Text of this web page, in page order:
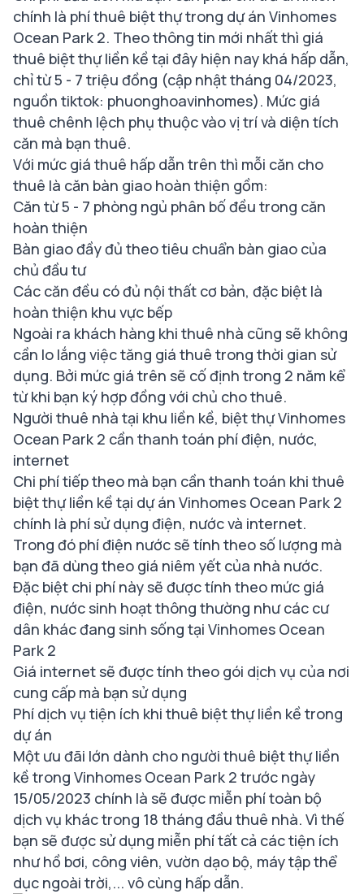
chính là phí thuê biệt thự trong dự án Vinhomes
Ocean Park 2. Theo thông tin mới nhất thì giá
thuê biệt thự liền kề tại đây hiện nay khá hấp dẫn,
chỉ từ 5 - 7 triệu đồng (cập nhật tháng 04/2023,
nguồn tiktok: phuonghoavinhomes). Mức giá
thuê chênh lệch phụ thuộc vào vị trí và diện tích
căn mà bạn thuê.
Với mức giá thuê hấp dẫn trên thì mỗi căn cho
thuê là căn bàn giao hoàn thiện gồm:
Căn từ 5 - 7 phòng ngủ phân bố đều trong căn
hoàn thiện
Bàn giao đầy đủ theo tiêu chuẩn bàn giao của
chủ đầu tư
Các căn đều có đủ nội thất cơ bản, đặc biệt là
hoàn thiện khu vực bếp
Ngoài ra khách hàng khi thuê nhà cũng sẽ không
cần lo lắng việc tăng giá thuê trong thời gian sử
dụng. Bởi mức giá trên sẽ cố định trong 2 năm kể
từ khi bạn ký hợp đồng với chủ cho thuê.
Người thuê nhà tại khu liền kề, biệt thự Vinhomes
Ocean Park 2 cần thanh toán phí điện, nước,
internet
Chi phí tiếp theo mà bạn cần thanh toán khi thuê
biệt thự liền kề tại dự án Vinhomes Ocean Park 2
chính là phí sử dụng điện, nước và internet.
Trong đó phí điện nước sẽ tính theo số lượng mà
bạn đã dùng theo giá niêm yết của nhà nước.
Đặc biệt chi phí này sẽ được tính theo mức giá
điện, nước sinh hoạt thông thường như các cư
dân khác đang sinh sống tại Vinhomes Ocean
Park 2
Giá internet sẽ được tính theo gói dịch vụ của nơi
cung cấp mà bạn sử dụng
Phí dịch vụ tiện ích khi thuê biệt thự liền kề trong
dự án
Một ưu đãi lớn dành cho người thuê biệt thự liền
kề trong Vinhomes Ocean Park 2 trước ngày
15/05/2023 chính là sẽ được miễn phí toàn bộ
dịch vụ khác trong 18 tháng đầu thuê nhà. Vì thế
bạn sẽ được sử dụng miễn phí tất cả các tiện ích
như hồ bơi, công viên, vườn dạo bộ, máy tập thể
dục ngoài trời,... vô cùng hấp dẫn.